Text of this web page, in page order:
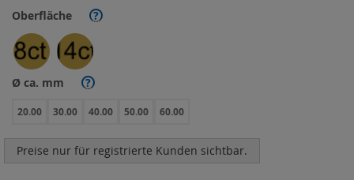
Oberfläche ?
Ø ca. mm ?
20.00 30.00 40.00 50.00 60.00
Preise nur für registrierte Kunden sichtbar.